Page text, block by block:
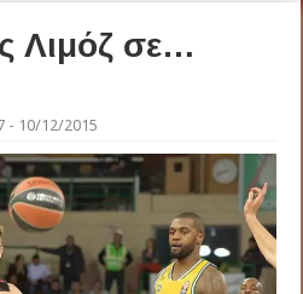
Λιμόζ σε…
- 10/12/2015